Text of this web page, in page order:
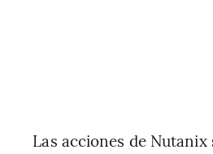
Las acciones de